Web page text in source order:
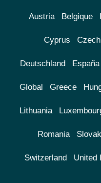
Austria Belgique
Cyprus
Deutschland España
Global Greece
Lithuania
Romania
Switzerland United